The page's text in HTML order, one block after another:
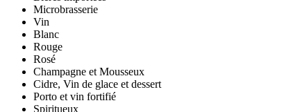
Microbrasserie
Vin
Blanc
Rouge
Rosé
Champagne et Mousseux
Cidre, Vin de glace et dessert
Porto et vin fortifié
Spiritueux